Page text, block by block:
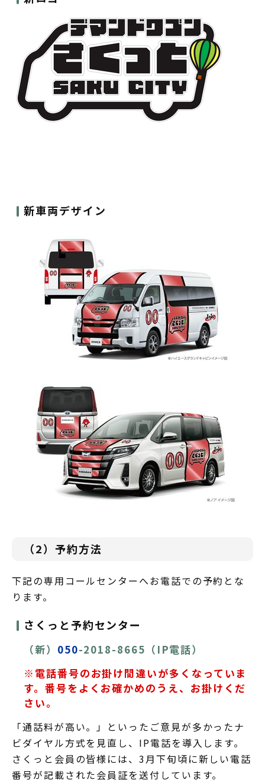
新車両デザイン
（2）予約方法
下記の専用コールセンターへお電話での予約とな
ります。
さくっと予約センター
（新） 050-2018-8665（IP電話）
※電話番号のお掛け間違いが多くなっていま
す。番号をよくお確かめのうえ、お掛けくだ
さい。
「通話料が高い。」といったご意見が多かったナ
ビダイヤル方式を見直し、IP電話を導入します。
さくっと会員の皆様には、3月下旬頃に新しい電話
番号が記載された会員証を送付しています。